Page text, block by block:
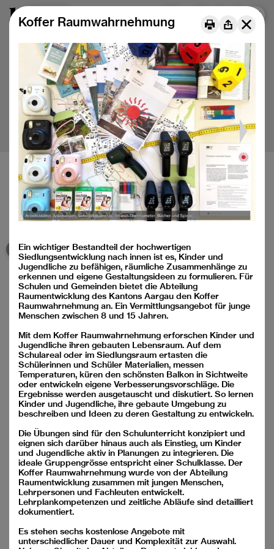
Menu IT
Koffer Raumwahrnehmung
Ein wichtiger Bestandteil der hochwertigen
Siedlungsentwicklung nach innen ist es, Kinder und
Jugendliche zu befähigen, räumliche Zusammenhänge zu
erkennen und eigene Gestaltungsideen zu formulieren. Für
Schulen und Gemeinden bietet die Abteilung
Raumentwicklung des Kantons Aargau den Koffer
Raumwahrnehmung an. Ein Vermittlungsangebot für junge
Menschen zwischen 8 und 15 Jahren.
Mit dem Koffer Raumwahrnehmung erforschen Kinder und
Jugendliche ihren gebauten Lebensraum. Auf dem
Schulareal oder im Siedlungsraum ertasten die
Schülerinnen und Schüler Materialien, messen
Temperaturen, küren den schönsten Balkon in Sichtweite
oder entwickeln eigene Verbesserungsvorschläge. Die
Ergebnisse werden ausgetauscht und diskutiert. So lernen
Kinder und Jugendliche, ihre gebaute Umgebung zu
beschreiben und Ideen zu deren Gestaltung zu entwickeln.
Die Übungen sind für den Schulunterricht konzipiert und
eignen sich darüber hinaus auch als Einstieg, um Kinder
und Jugendliche aktiv in Planungen zu integrieren. Die
ideale Gruppengrösse entspricht einer Schulklasse. Der
Koffer Raumwahrnehmung wurde von der Abteilung
Raumentwicklung zusammen mit jungen Menschen,
Lehrpersonen und Fachleuten entwickelt.
Lehrplankompetenzen und zeitliche Abläufe sind detailliert
dokumentiert.
Es stehen sechs kostenlose Angebote mit
unterschiedlicher Dauer und Komplexität zur Auswahl.
Baukulturelle Bildung für Kinder und Jugendliche
Médiation de la culture du bâti pour les jeunes
Mediazione della cultura della costruzione per le nuove
Instagram
YouTube
Facebook
Recensione dei media
Un progetto commune
Supportato da
Archijeunes,office@archijeunes.ch, www.archijeunes.ch, Conto
di donazione: CH81 0900 0000 1071 5740 1
casella postale 907, 4001 Basilea
Protezione dei dati